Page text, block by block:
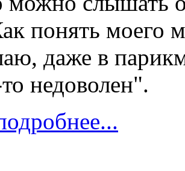
понять моего
даже в
недоволен".